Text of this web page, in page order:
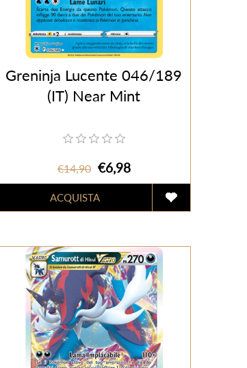
Greninja Lucente 046/189
(IT) Near Mint
€14,90 €6,98